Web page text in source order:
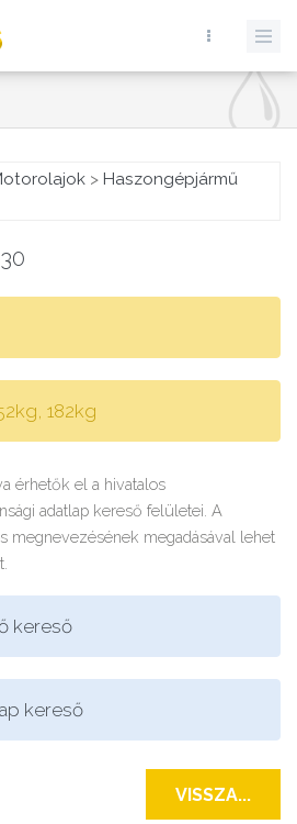
> Haszongépjármű
182kg
érhetők el a hivatalos
adatlap kereső felületei. A
megnevezésének megadásával lehet
kereső
kereső
VISSZA...